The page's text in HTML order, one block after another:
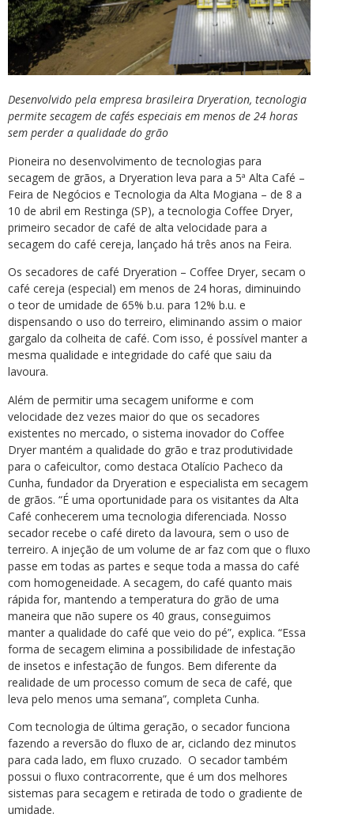
Desenvolvido pela empresa brasileira Dryeration, tecnologia
permite secagem de cafés especiais em menos de 24 horas
sem perder a qualidade do grão
Pioneira no desenvolvimento de tecnologias para
secagem de grãos, a Dryeration leva para a 5ª Alta Café –
Feira de Negócios e Tecnologia da Alta Mogiana – de 8 a
10 de abril em Restinga (SP), a tecnologia Coffee Dryer,
primeiro secador de café de alta velocidade para a
secagem do café cereja, lançado há três anos na Feira.
Os secadores de café Dryeration – Coffee Dryer, secam o
café cereja (especial) em menos de 24 horas, diminuindo
o teor de umidade de 65% b.u. para 12% b.u. e
dispensando o uso do terreiro, eliminando assim o maior
gargalo da colheita de café. Com isso, é possível manter a
mesma qualidade e integridade do café que saiu da
lavoura.
Além de permitir uma secagem uniforme e com
velocidade dez vezes maior do que os secadores
existentes no mercado, o sistema inovador do Coffee
Dryer mantém a qualidade do grão e traz produtividade
para o cafeicultor, como destaca Otalício Pacheco da
Cunha, fundador da Dryeration e especialista em secagem
de grãos. “É uma oportunidade para os visitantes da Alta
Café conhecerem uma tecnologia diferenciada. Nosso
secador recebe o café direto da lavoura, sem o uso de
terreiro. A injeção de um volume de ar faz com que o fluxo
passe em todas as partes e seque toda a massa do café
com homogeneidade. A secagem, do café quanto mais
rápida for, mantendo a temperatura do grão de uma
maneira que não supere os 40 graus, conseguimos
manter a qualidade do café que veio do pé”, explica. “Essa
forma de secagem elimina a possibilidade de infestação
de insetos e infestação de fungos. Bem diferente da
realidade de um processo comum de seca de café, que
leva pelo menos uma semana”, completa Cunha.
Com tecnologia de última geração, o secador funciona
fazendo a reversão do fluxo de ar, ciclando dez minutos
para cada lado, em fluxo cruzado. O secador também
possui o fluxo contracorrente, que é um dos melhores
sistemas para secagem e retirada de todo o gradiente de
umidade.